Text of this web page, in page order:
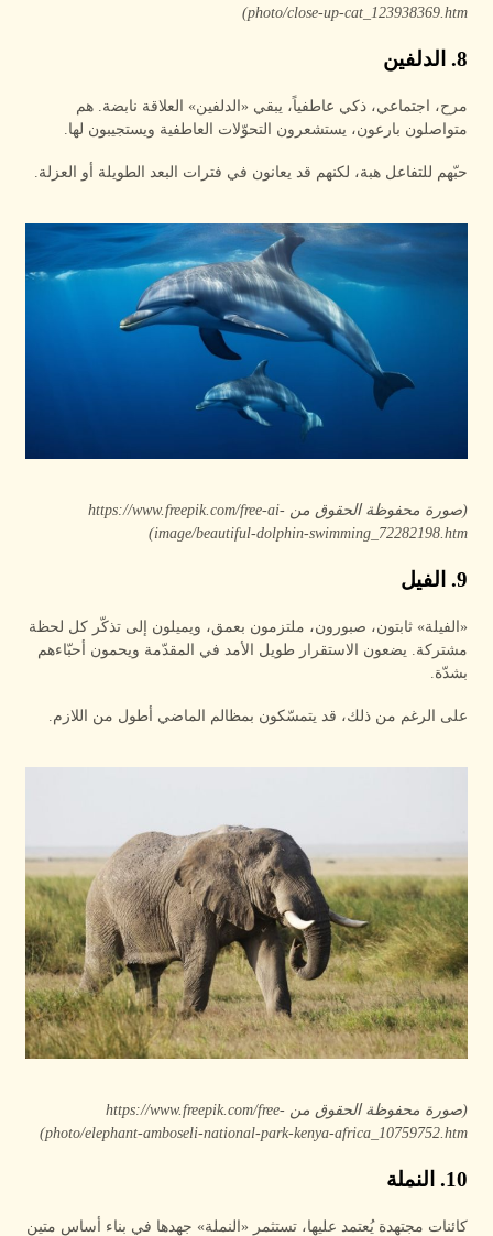
photo/close-up-cat_123938369.htm)
8. الدلفين
مرح، اجتماعي، ذكي عاطفياً، يبقي «الدلفين» العلاقة نابضة. هم
متواصلون بارعون، يستشعرون التحوّلات العاطفية ويستجيبون لها.
حبّهم للتفاعل هبة، لكنهم قد يعانون في فترات البعد الطويلة أو العزلة.
(صورة محفوظة الحقوق من https://www.freepik.com/free-ai-
image/beautiful-dolphin-swimming_72282198.htm)
9. الفيل
«الفيلة» ثابتون، صبورون، ملتزمون بعمق، ويميلون إلى تذكّر كل لحظة
مشتركة. يضعون الاستقرار طويل الأمد في المقدّمة ويحمون أحبّاءهم
بشدّة.
على الرغم من ذلك، قد يتمسّكون بمظالم الماضي أطول من اللازم.
(صورة محفوظة الحقوق من https://www.freepik.com/free-
photo/elephant-amboseli-national-park-kenya-africa_10759752.htm)
10. النملة
كائنات مجتهدة يُعتمد عليها، تستثمر «النملة» جهدها في بناء أساس متين